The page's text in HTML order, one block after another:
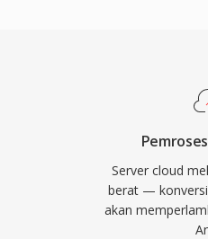
Server cloud
berat — konversi
akan